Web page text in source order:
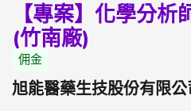
【專案】化學分
(竹南廠)
佣金
旭能醫藥生技股份有限公